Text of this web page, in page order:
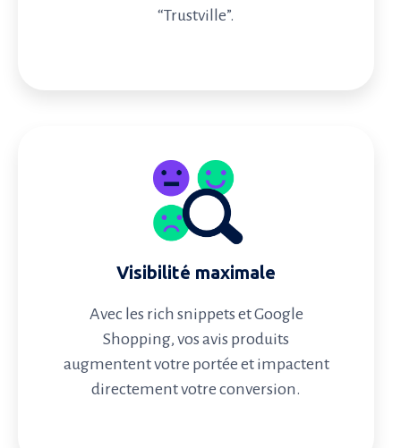
“Trustville”.
Visibilité maximale
Avec les rich snippets et Google
Shopping, vos avis produits
augmentent votre portée et impactent
directement votre conversion.